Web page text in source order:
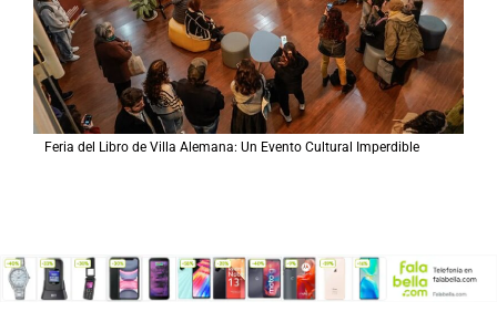
Feria del Libro de Villa Alemana: Un Evento Cultural Imperdible